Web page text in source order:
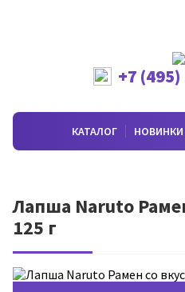
+7 (495)
КАТАЛОГ НОВИНКИ
Лапша Naruto
125 г